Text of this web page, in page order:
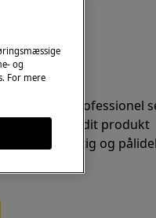
fortjener professionel
kender dit produkt
for en hurtig og
og
For mere